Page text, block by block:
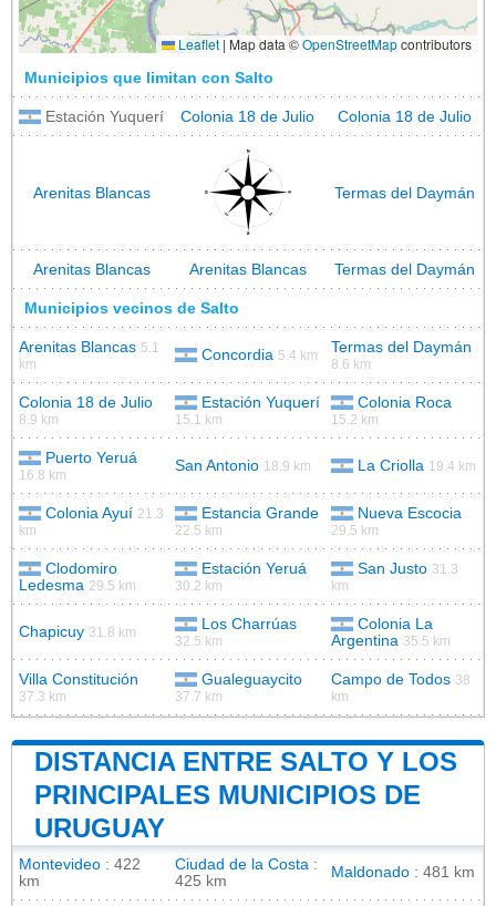
Leaflet | Map data ©OpenStreetMapcontributors
Municipios que limitan con Salto
Estación Yuquerí Colonia 18 de Julio Colonia 18 de Julio
Arenitas Blancas Termas del Daymán
Arenitas Blancas Arenitas Blancas Termas del Daymán
Municipios vecinos de Salto
Arenitas Blancas 5.1
km
Concordia 5.4 km Termas del Daymán
8.6 km
Colonia 18 de Julio
8.9 km
Estación Yuquerí
15.1 km
Colonia Roca
15.2 km
Puerto Yeruá
16.8 km
San Antonio 18.9 km La Criolla 19.4 km
Colonia Ayuí 21.3
km
Estancia Grande
22.5 km
Nueva Escocia
29.5 km
Clodomiro
Ledesma 29.5 km
Estación Yeruá
30.2 km
San Justo 31.3
km
Chapicuy 31.8 km Los Charrúas
32.5 km
Colonia La
Argentina 35.5 km
Villa Constitución
37.3 km
Gualeguaycito
37.7 km
Campo de Todos 38
km
DISTANCIA ENTRE SALTO Y LOS
PRINCIPALES MUNICIPIOS DE
URUGUAY
Montevideo : 422
km
Ciudad de la Costa :
425 km
Maldonado : 481 km